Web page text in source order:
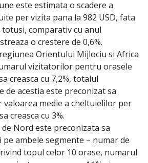
este estimata o scadere a
per vizita pana la 982 USD, fata
comparativ cu anul
o crestere de 0,6%.
Orientului Mijlociu si Africa
vizitatorilor pentru orasele
creasca cu 7,2%, totalul
de acestia este preconizat sa
valoarea medie a cheltuielilor per
creasca cu 3%.
Nord este preconizata sa
ambele segmente – numar de
topul celor 10 orase, numarul